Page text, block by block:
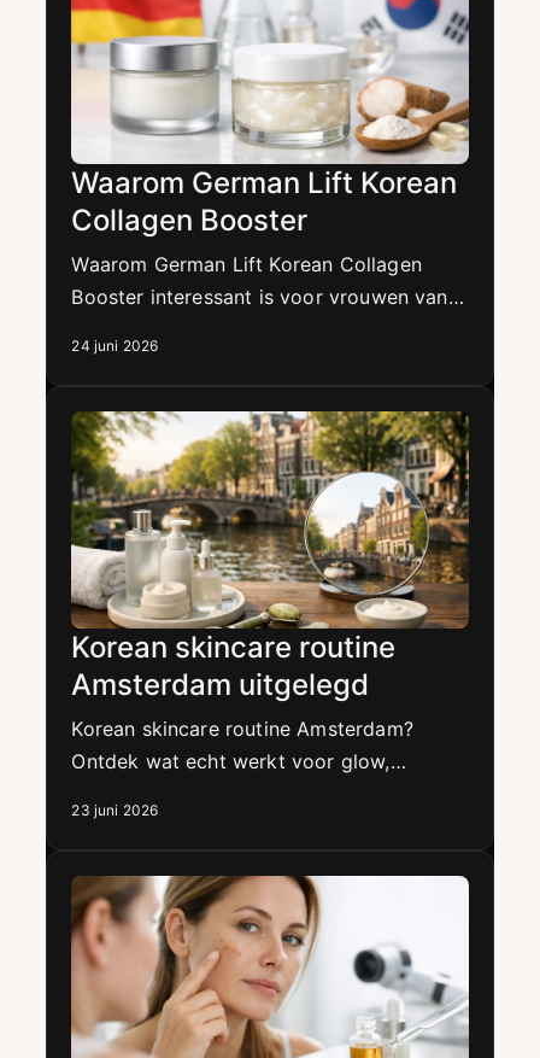
Waarom German Lift Korean
Collagen Booster
Waarom German Lift Korean Collagen
Booster interessant is voor vrouwen van
zonder chirurgie.
24 juni 2026
Korean skincare routine
Amsterdam uitgelegd
Korean skincare routine Amsterdam?
Ontdek wat echt werkt voor glow,
wanneer skincare alleen niet genoeg is.
23 juni 2026